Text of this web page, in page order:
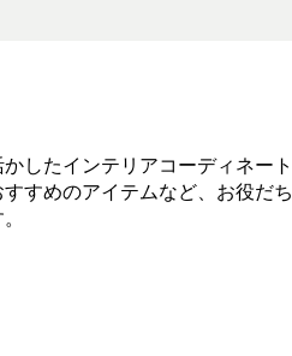
したインテリアコーディネート
すめのアイテムなど、お役だち